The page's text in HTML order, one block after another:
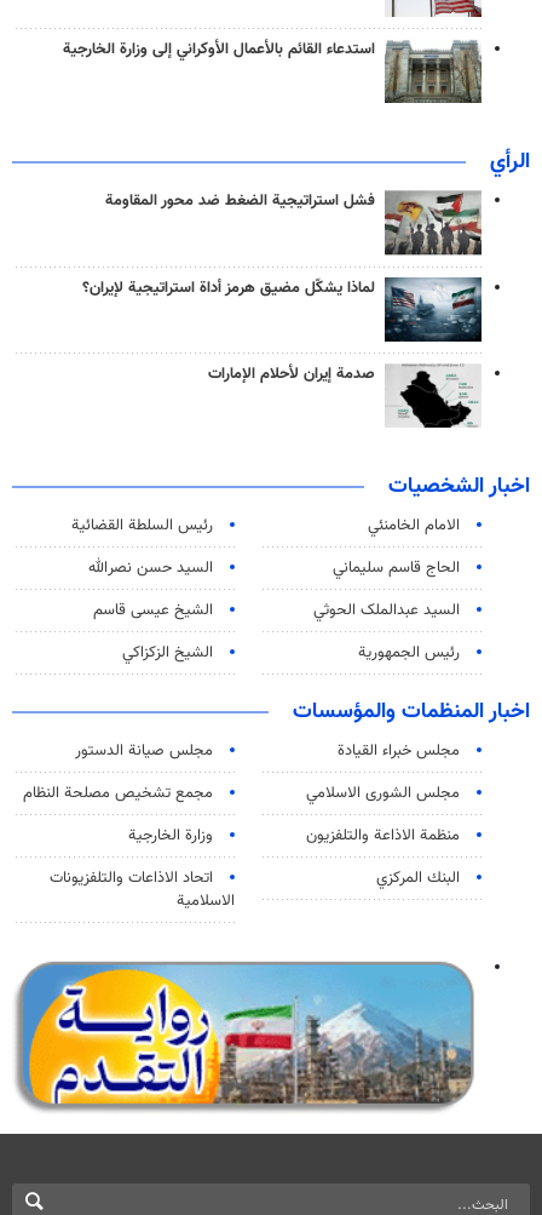
استدعاء القائم بالأعمال الأوكراني إلى وزارة الخارجية
الرأي
فشل استراتيجية الضغط ضد محور المقاومة
لماذا يشكّل مضيق هرمز أداة استراتيجية لإيران؟
صدمة إيران لأحلام الإمارات
اخبار الشخصيات
الامام الخامنئي
رئیس السلطة القضائیة
الحاج قاسم سليماني
السيد حسن نصرالله
السید عبدالملک الحوثي
الشيخ عيسى قاسم
رئيس الجمهورية
الشيخ الزكزاكي
اخبار المنظمات والمؤسسات
مجلس خبراء القيادة
مجلس صيانة الدستور
مجلس الشورى الاسلامي
مجمع تشخيص مصلحة النظام
منظمة الاذاعة والتلفزیون
وزارة الخارجية
البنك المركزي
اتحاد الاذاعات والتلفزيونات
الاسلامية